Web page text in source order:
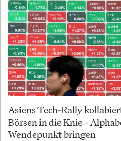
Asiens Tech-Rally
Börsen in die Knie –
Wendepunkt bringen